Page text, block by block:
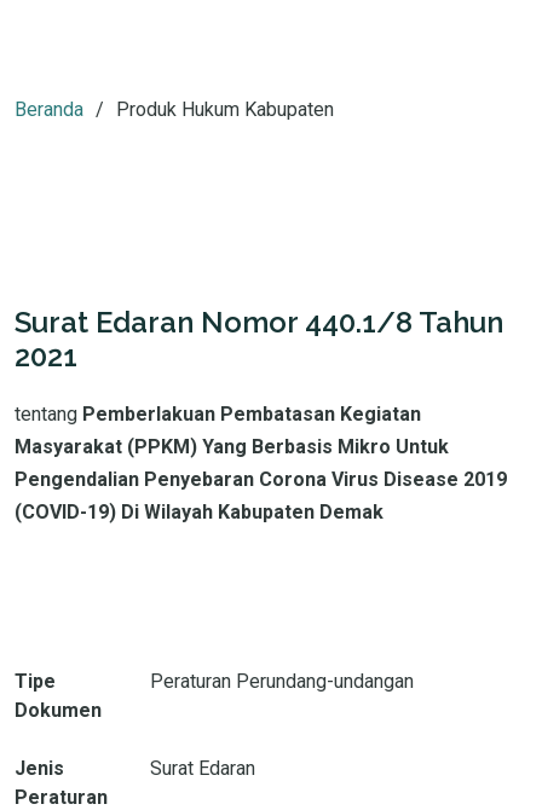
Beranda Produk Hukum Kabupaten
Surat Edaran Nomor 440.1/8 Tahun
2021
tentang Pemberlakuan Pembatasan Kegiatan
Masyarakat (PPKM) Yang Berbasis Mikro Untuk
Pengendalian Penyebaran Corona Virus Disease 2019
(COVID-19) Di Wilayah Kabupaten Demak
Tipe
Dokumen
Peraturan Perundang-undangan
Jenis
Peraturan
Surat Edaran